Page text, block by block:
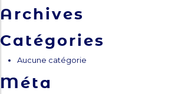
Archives
Catégories
Aucune catégorie
Méta